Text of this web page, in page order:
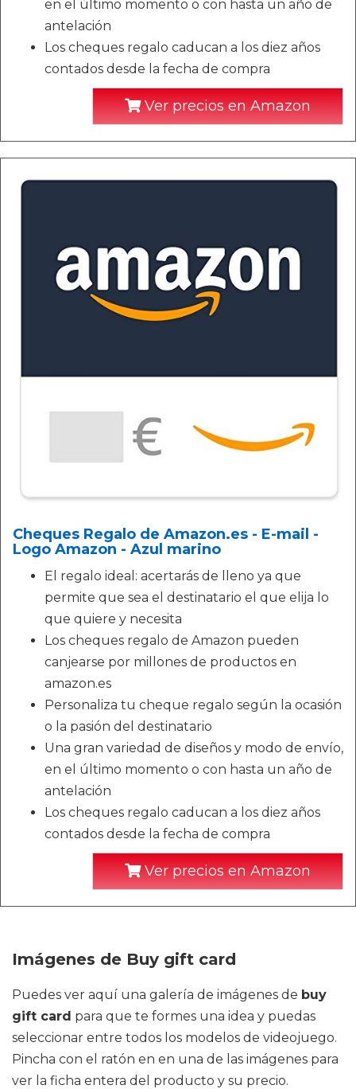
en el último momento o con hasta un año de
antelación
Los cheques regalo caducan a los diez años
contados desde la fecha de compra
Ver precios en Amazon
Cheques Regalo de Amazon.es - E-mail -
Logo Amazon - Azul marino
El regalo ideal: acertarás de lleno ya que
permite que sea el destinatario el que elija lo
que quiere y necesita
Los cheques regalo de Amazon pueden
canjearse por millones de productos en
amazon.es
Personaliza tu cheque regalo según la ocasión
o la pasión del destinatario
Una gran variedad de diseños y modo de envío,
en el último momento o con hasta un año de
antelación
Los cheques regalo caducan a los diez años
contados desde la fecha de compra
Ver precios en Amazon
Imágenes de Buy gift card
Puedes ver aquí una galería de imágenes de buy
gift card para que te formes una idea y puedas
seleccionar entre todos los modelos de videojuego.
Pincha con el ratón en en una de las imágenes para
ver la ficha entera del producto y su precio.